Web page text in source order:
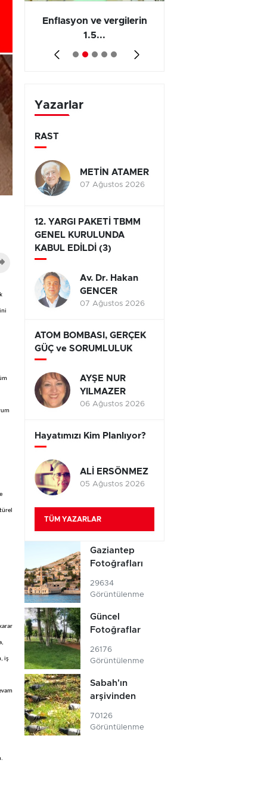
iş
Enflasyon ve vergilerin
1.5...
Yazarlar
RAST
METİN ATAMER
07 Ağustos 2026
12. YARGI PAKETİ TBMM
GENEL KURULUNDA
KABUL EDİLDİ (3)
Av. Dr. Hakan
GENCER
07 Ağustos 2026
ATOM BOMBASI, GERÇEK
GÜÇ ve SORUMLULUK
AYŞE NUR
YILMAZER
06 Ağustos 2026
Hayatımızı Kim Planlıyor?
ALİ ERSÖNMEZ
05 Ağustos 2026
TÜM YAZARLAR
Gaziantep
Fotoğrafları
29634
Görüntülenme
Güncel
Fotoğraflar
26176
Görüntülenme
Sabah'ın
arşivinden
70126
Görüntülenme